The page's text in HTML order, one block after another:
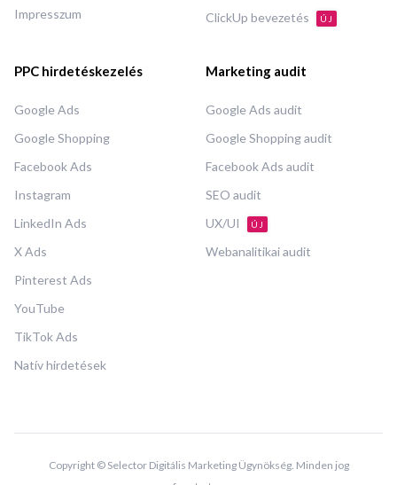
Impresszum
ClickUp bevezetés
ÚJ
PPC hirdetéskezelés
Google Ads
Google Shopping
Facebook Ads
Instagram
LinkedIn Ads
X Ads
Pinterest Ads
YouTube
TikTok Ads
Natív hirdetések
Marketing audit
Google Ads audit
Google Shopping audit
Facebook Ads audit
SEO audit
UX/UI
ÚJ
Webanalitikai audit
Copyright © Selector Digitális Marketing Ügynökség. Minden jog